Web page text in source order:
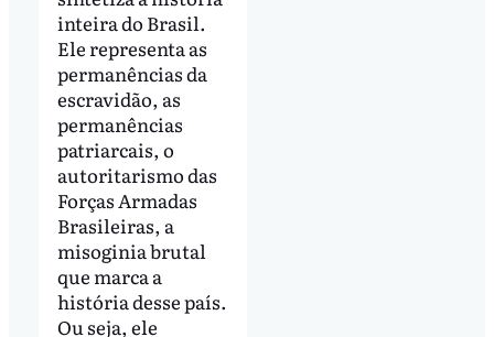
inteira do Brasil.
Ele representa as
permanências da
escravidão, as
permanências
patriarcais, o
autoritarismo das
Forças Armadas
Brasileiras, a
misoginia brutal
que marca a
história desse país.
Ou seja, ele